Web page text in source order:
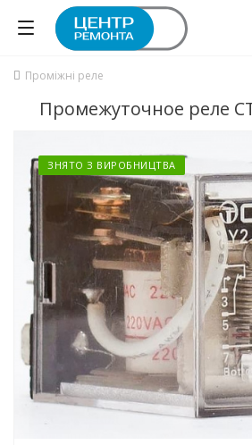
Проміжні реле
Промежуточное реле
ЗНЯТО З ВИРОБНИЦТВА